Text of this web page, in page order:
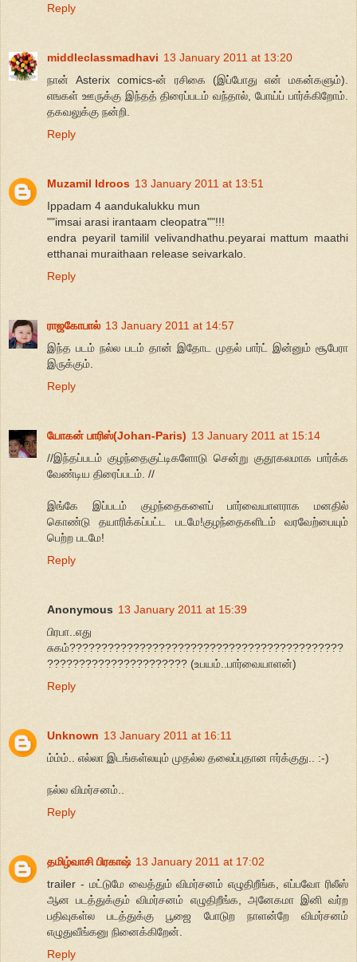
Reply
middleclassmadhavi 13 January 2011 at 13:20
நான் Asterix comics-ன் ரசிகை (இப்போது என் மகன்களும்).
எஙகள் ஊருக்கு இந்தத் திரைப்படம் வந்தால், போய்ப் பார்க்கிறோம்.
தகவலுக்கு நன்றி.
Reply
Muzamil Idroos 13 January 2011 at 13:51
Ippadam 4 aandukalukku mun
""imsai arasi irantaam cleopatra""!!!
endra peyaril tamilil velivandhathu.peyarai mattum maathi
etthanai muraithaan release seivarkalo.
Reply
ராஜகோபால் 13 January 2011 at 14:57
இந்த படம் நல்ல படம் தான் இதோட முதல் பார்ட் இன்னும் சூபேரா
இருக்கும்.
Reply
யோகன் பாரிஸ்(Johan-Paris) 13 January 2011 at 15:14
//இந்தப்படம் குழந்தைகுட்டிகளோடு சென்று குதூகலமாக பார்க்க
வேண்டிய திரைப்படம். //
இங்கே இப்படம் குழந்தைகளைப் பார்வையாளராக மனதில்
கொண்டு தயாரிக்கப்பட்ட படமே!குழந்தைகளிடம் வரவேற்பையும்
பெற்ற படமே!
Reply
Anonymous 13 January 2011 at 15:39
பிரபா..எது
சுகம்???????????????????????????????????????????
?????????????????????? (உபயம்..பார்வையாளன்)
Reply
Unknown 13 January 2011 at 16:11
ம்ம்ம்.. எல்லா இடங்கள்லயும் முதல்ல தலைப்புதான ஈர்க்குது.. :-)
நல்ல விமர்சனம்..
Reply
தமிழ்வாசி பிரகாஷ் 13 January 2011 at 17:02
trailer - மட்டுமே வைத்தும் விமர்சனம் எழுதிறீங்க, எப்பவோ ரிலீஸ்
ஆன படத்துக்கும் விமர்சனம் எழுதிறீங்க, அனேகமா இனி வர்ற
பதிவுகள்ல படத்துக்கு பூஜை போடுற நாளன்றே விமர்சனம்
எழுதுவீங்கனு நினைக்கிறேன்.
Reply